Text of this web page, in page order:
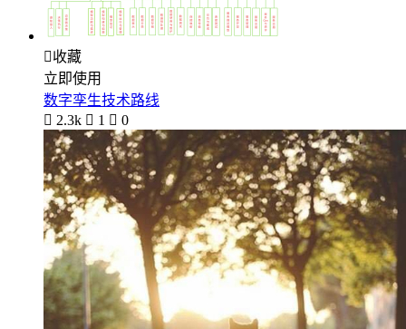
收藏
立即使用
数字孪生技术路线
 2.3k  1  0